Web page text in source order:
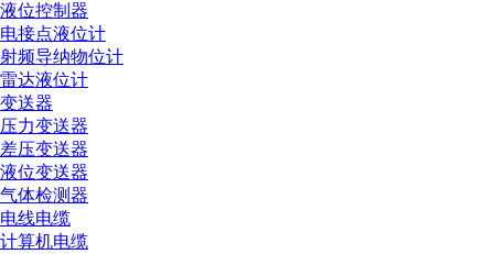
液位控制器
电接点液位计
射频导纳物位计
雷达液位计
变送器
压力变送器
差压变送器
液位变送器
气体检测器
电线电缆
计算机电缆